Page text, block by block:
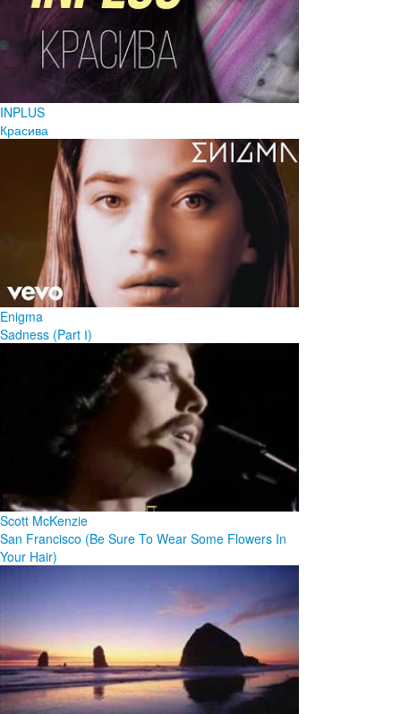
INPLUS
Красива
Enigma
Sadness (Part І)
Scott McKenzie
San Francisco (Be Sure To Wear Some Flowers In
Your Hair)